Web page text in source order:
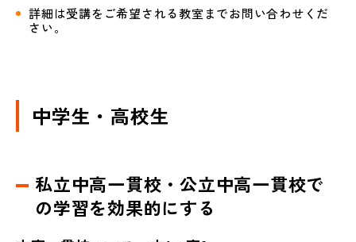
詳細は受講をご希望される教室までお問い合わせくだ
さい。
中学生・高校生
私立中高一貫校・公立中高一貫校で
の学習を効果的にする